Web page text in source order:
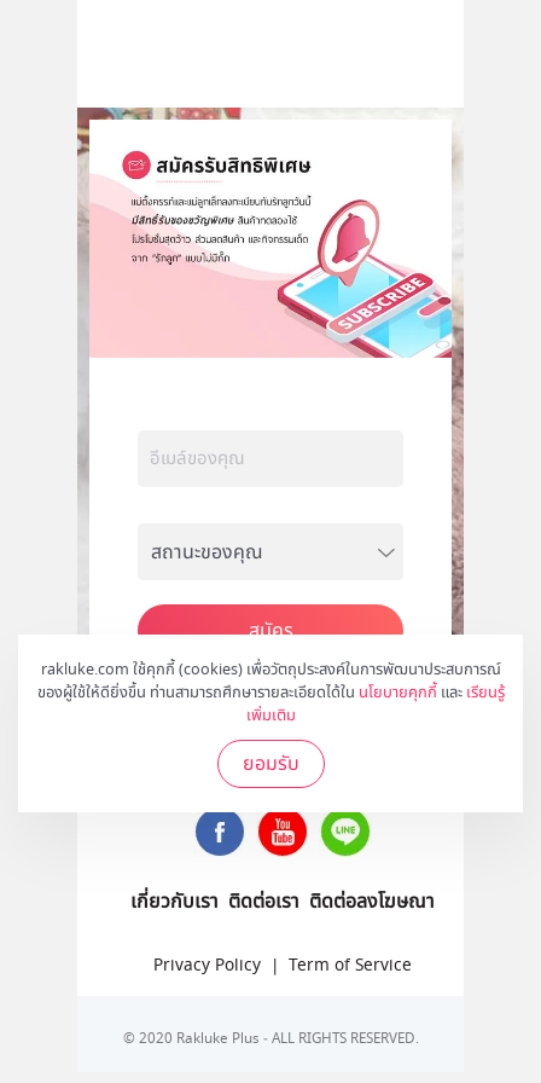
rakluke.com ใช้คุกกี้ (cookies) เพื่อวัตถุประสงค์ในการพัฒนาประสบการณ์
ของผู้ใช้ให้ดียิ่งขึ้น ท่านสามารถศึกษารายละเอียดได้ใน นโยบายคุกกี้ และ เรียนรู้
เพิ่มเติม
ยอมรับ
สมัคร
ติดตามเราได้ที่
เกี่ยวกับเรา ติดต่อเรา ติดต่อลงโฆษณา
Privacy Policy | Term of Service
© 2020 Rakluke Plus - ALL RIGHTS RESERVED.